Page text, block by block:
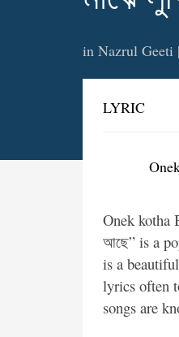
in Nazrul Geeti
LYRIC
Onek kotha
আছে” is a
is a
lyrics often
songs are